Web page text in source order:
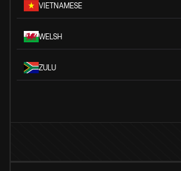
VIETNAMESE
WELSH
ZULU